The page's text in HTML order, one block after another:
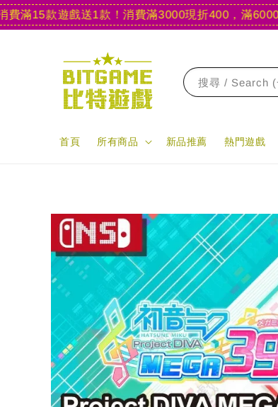
款遊戲送1款！消費滿3000現折400，滿6000現折
搜尋 / Search (
首頁 所有商品 新品推薦 熱門遊戲